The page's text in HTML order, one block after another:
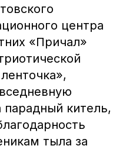
центра
«Причал»
китель,
тыла за